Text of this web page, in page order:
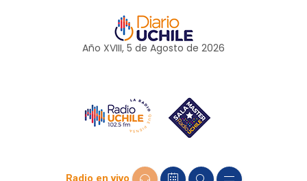
Año XVIII, 5 de Agosto de 2026
Radio en vivo